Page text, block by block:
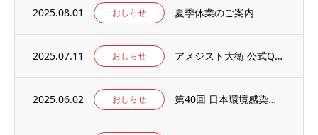
2025.08.01 おしらせ 夏季休業のご案内
2025.07.11 おしらせ アメジスト大衛 公式Qoo10店 がオープンしました
2025.06.02 おしらせ 第40回 日本環境感染学会総会・学術集会の併設展示ブースに出展いたします。